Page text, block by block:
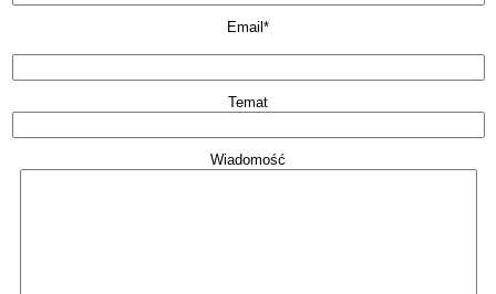
Email*
Temat
Wiadomość